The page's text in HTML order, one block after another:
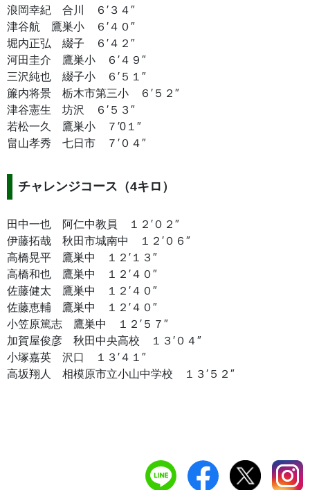
浪岡幸紀 合川 ６′３４″
津谷航 鷹巣小 ６′４０″
堀内正弘 綴子 ６′４２″
河田圭介 鷹巣小 ６′４９″
三沢純也 綴子小 ６′５１″
簾内将景 栃木市第三小 ６′５２″
津谷憲生 坊沢 ６′５３″
若松一久 鷹巣小 ７′0１″
畠山孝秀 七日市 ７′０４″
チャレンジコース（4キロ）
田中一也 阿仁中教員 １２′０２″
伊藤拓哉 秋田市城南中 １２′０６″
高橋晃平 鷹巣中 １２′１３″
高橋和也 鷹巣中 １２′４０″
佐藤健太 鷹巣中 １２′４０″
佐藤恵輔 鷹巣中 １２′４０″
小笠原篤志 鷹巣中 １２′５７″
加賀屋俊彦 秋田中央高校 １３′０４″
小塚嘉英 沢口 １３′４１″
高坂翔人 相模原市立小山中学校 １３′５２″